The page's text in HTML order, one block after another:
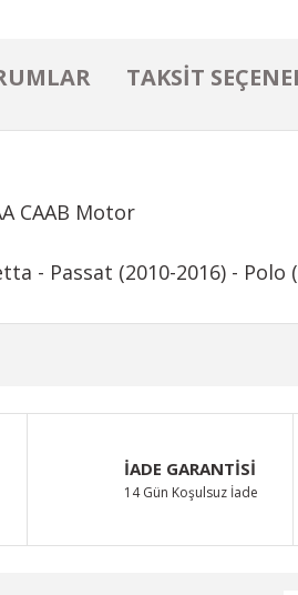
TAKSIT
CAAB Motor
- Passat (2010-2016) -
Yorum Yaz
İADE GARANTİSİ
14 Gün Koşulsuz İade